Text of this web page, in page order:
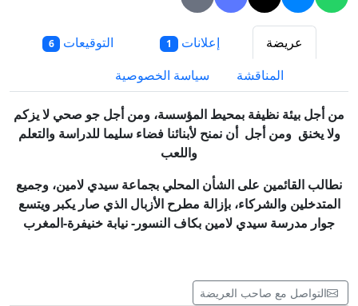
عريضة إعلانات 1 التوقيعات 6
المناقشة سياسة الخصوصية
من أجل بيئة نظيفة بمحيط المؤسسة، ومن أجل جو صحي لا يزكم
ولا يخنق ومن أجل أن نمنح لأبنائنا فضاء سليما للدراسة والتعلم
واللعب
نطالب القائمين على الشأن المحلي بجماعة سيدي لامين، وجميع
المتدخلين والشركاء، بإزالة مطرح الأزبال الذي صار يكبر ويتسع
جوار مدرسة سيدي لامين بكاف النسور- نيابة خنيفرة-المغرب
التواصل مع صاحب العريضة